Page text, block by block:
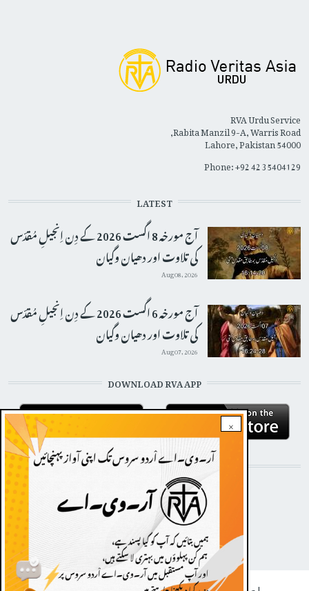
×
RVA Urdu Service
Rabita Manzil 9-A, Warris Road,
Lahore, Pakistan 54000
Phone: +92 42 35404129
LATEST
آج مورخہ 8 اگست 2026 کے دِن اِنجیلِ مُقدّس
کی تلاوت اور دھیان وگیان
Aug 08, 2026
آج مورخہ 6 اگست 2026 کے دِن اِنجیلِ مُقدّس
کی تلاوت اور دھیان وگیان
Aug 07, 2026
DOWNLOAD RVA APP
STAY CONNECTED WITH US!